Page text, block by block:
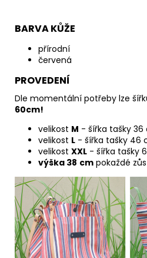
BARVA KŮŽE
přírodní
červená
PROVEDENÍ
Dle momentální potřeby lze
60cm!
velikost M - šířka tašky 36
velikost L - šířka tašky 46
velikost XXL - šířka tašky
výška 38 cm pokaždé